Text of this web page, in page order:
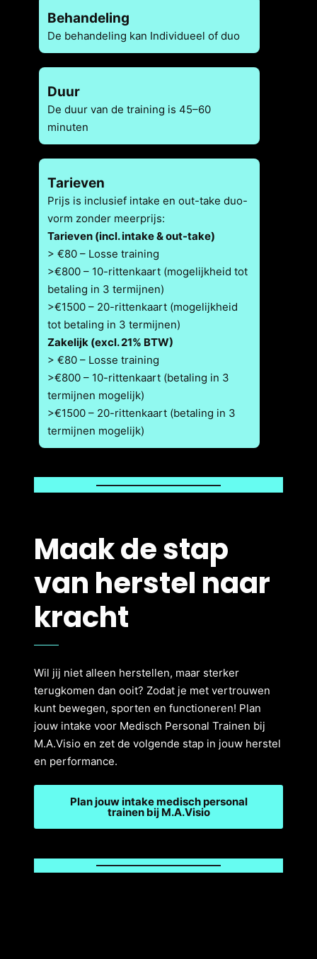
Behandeling
De behandeling kan Individueel of duo
Duur
De duur van de training is 45–60
minuten
Tarieven
Prijs is inclusief intake en out-take duo-
vorm zonder meerprijs:
Tarieven (incl. intake & out-take)
> €80 – Losse training
>€800 – 10-rittenkaart (mogelijkheid tot
betaling in 3 termijnen)
>€1500 – 20-rittenkaart (mogelijkheid
tot betaling in 3 termijnen)
Zakelijk (excl. 21% BTW)
> €80 – Losse training
>€800 – 10-rittenkaart (betaling in 3
termijnen mogelijk)
>€1500 – 20-rittenkaart (betaling in 3
termijnen mogelijk)
Maak de stap
van herstel naar
kracht
Wil jij niet alleen herstellen, maar sterker
terugkomen dan ooit? Zodat je met vertrouwen
kunt bewegen, sporten en functioneren! Plan
jouw intake voor Medisch Personal Trainen bij
M.A.Visio en zet de volgende stap in jouw herstel
en performance.
Plan jouw intake medisch personal
trainen bij M.A.Visio